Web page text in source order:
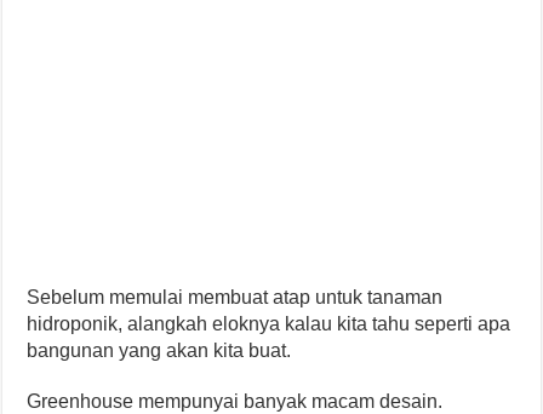
Sebelum memulai membuat atap untuk tanaman
hidroponik, alangkah eloknya kalau kita tahu seperti apa
bangunan yang akan kita buat.
Greenhouse mempunyai banyak macam desain.